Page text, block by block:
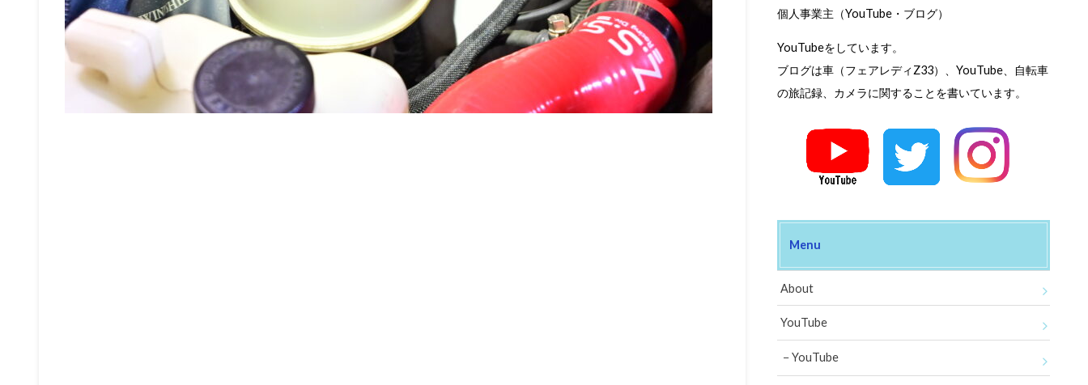
個人事業主（YouTube・ブログ）
YouTubeをしています。
ブログは車（フェアレディZ33）、YouTube、自転車
の旅記録、カメラに関することを書いています。
Menu
About
YouTube
YouTube